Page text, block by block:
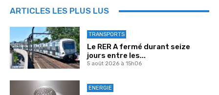
ARTICLES LES PLUS LUS
TRANSPORTS
Le RER A fermé durant seize
jours entre les...
5 août 2026 à 15h06
ENERGIE